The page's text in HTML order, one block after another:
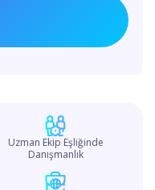
Uzman Ekip Eşliğinde
Danışmanlık